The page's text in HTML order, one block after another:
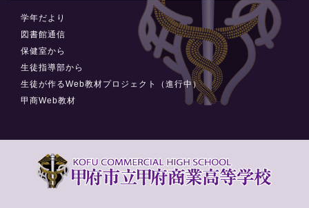
学年だより
図書館通信
保健室から
生徒指導部から
生徒が作るWeb教材プロジェクト（進行中）
甲商Web教材